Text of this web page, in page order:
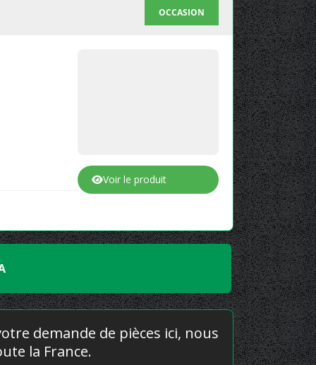
OCCASION
Voir le produit
demande de pièces ici, nous
la France.